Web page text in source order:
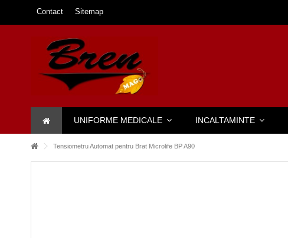
Contact Sitemap
UNIFORME MEDICALE INCALTAMINTE
Tensiometru Automat pentru Brat Microlife BP A90